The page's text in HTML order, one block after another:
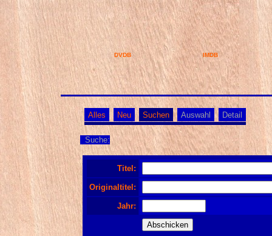
DVDB IMDB
Alles Neu Suchen Auswahl Detail
Suche:
Titel:
Originaltitel:
Jahr: